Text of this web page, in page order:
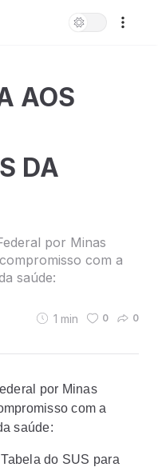
AOS
DA
por Minas
com a
saúde:
1 min 0 0
por Minas
com a
saúde:
do SUS para